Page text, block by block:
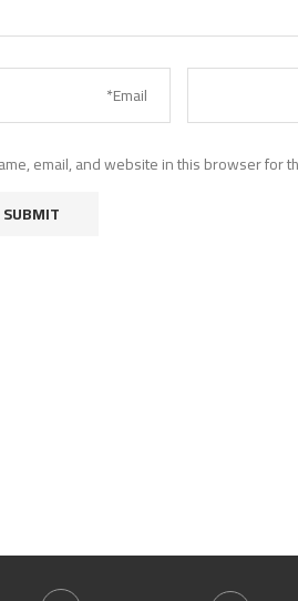
email, and website in this browser for